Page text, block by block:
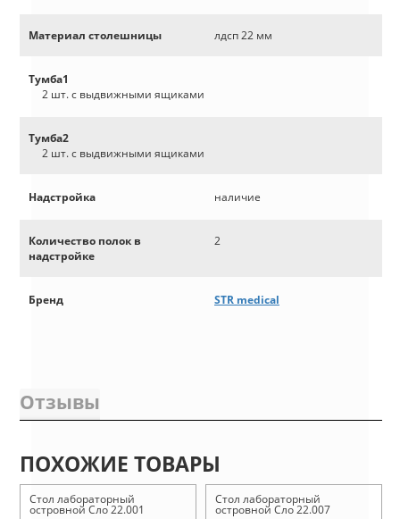
Материал столешницы лдсп 22 мм
Тумба1
2 шт. с выдвижными ящиками
Тумба2
2 шт. с выдвижными ящиками
Надстройка наличие
Количество полок в
надстройке
2
Бренд STR medical
Отзывы
ПОХОЖИЕ ТОВАРЫ
Стол лабораторный
островной Сло 22.001
Стол лабораторный
островной Сло 22.007